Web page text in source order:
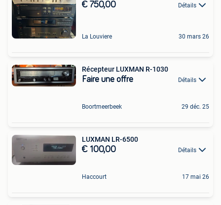
€ 750,00 Détails
La Louviere 30 mars 26
Récepteur LUXMAN R-1030
Faire une offre Détails
Boortmeerbeek 29 déc. 25
LUXMAN LR-6500
€ 100,00 Détails
Haccourt 17 mai 26